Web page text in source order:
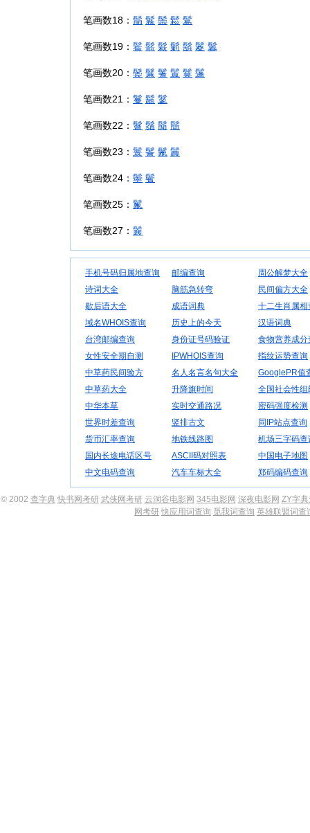
笔画数18： 鬅 鬈 鬃 鬆 鬄
笔画数19： 鬌 鬋 鬏 鬎 鬍 鬉 鬊
笔画数20： 鬓 鬑 鬐 鬒 鬕 鬔
笔画数21： 鬘 鬗 鬖
笔画数22： 鬙 鬚 鬜 鬝
笔画数23： 鬟 鬠 鬛 鬞
笔画数24： 鬡 鬢
笔画数25： 鬣
笔画数27： 鬤
手机号码归属地查询 邮编查询
周公解梦大全
诗词大全
脑筋急转弯
民间偏方大全
歇后语大全
成语词典
十二生肖属相
域名WHOIS查询
历史上的今天
汉语词典
台湾邮编查询
身份证号码验证
食物营养成分
女性安全期自测
IPWHOIS查询
指纹运势查询
中草药民间验方
名人名言名句大全
GooglePR值
中草药大全
升降旗时间
全国社会性组
中华本草
实时交通路况
密码强度检测
世界时差查询
竖排古文
同IP站点查询
货币汇率查询
地铁线路图
机场三字码查
国内长途电话区号
ASCII码对照表
中国电子地图
中文电码查询
汽车车标大全 郑码编码查询
© 2002 查字典 快书网考研 武侠网考研 云洞谷电影网 345电影网 深夜电影网 ZY字
网考研 快应用词查询 觅我词查询 英雄联盟词查